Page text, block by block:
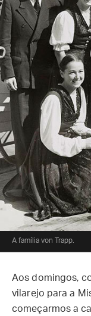
A família von Trapp.
Aos domingos,
vilarejo para a
começarmos a